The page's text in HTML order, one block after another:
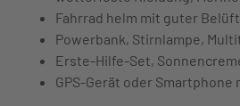
Fahrrad helm mit guter
Powerbank, Stirnlampe,
Erste-Hilfe-Set,
GPS-Gerät oder